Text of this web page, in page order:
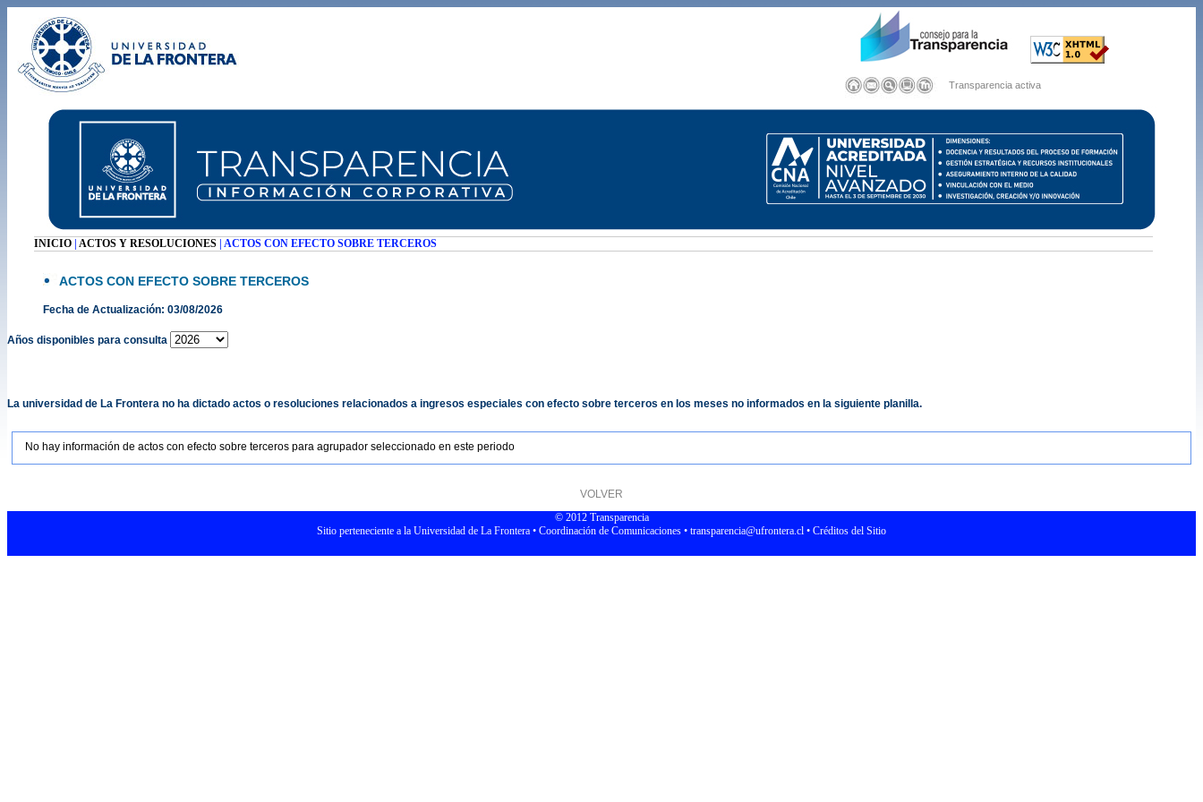
Transparencia activa
INICIO ACTOS Y RESOLUCIONES | ACTOS CON EFECTO SOBRE TERCEROS
ACTOS CON EFECTO SOBRE TERCEROS
Fecha de Actualización: 03/08/2026
Años disponibles para consulta
La universidad de La Frontera no ha dictado actos o resoluciones relacionados a ingresos especiales con efecto sobre terceros en los meses no informados en la siguiente planilla.
No hay información de actos con efecto sobre terceros para agrupador seleccionado en este periodo
VOLVER
© 2012 Transparencia
Sitio perteneciente a la Universidad de La Frontera • Coordinación de Comunicaciones • transparencia@ufrontera.cl • Créditos del Sitio